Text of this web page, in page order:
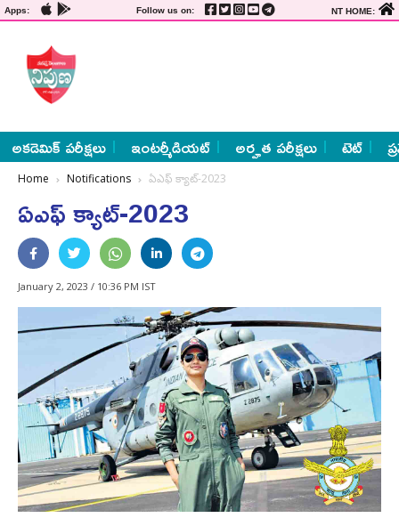
Apps: Follow us on: NT HOME:
అకడెమిక్ పరీక్షలు ఇంటర్మీడియట్ అర్హత పరీక్షలు టెట్
Home Notifications ఏఎఫ్‌ క్యాట్‌-2023
ఏఎఫ్‌ క్యాట్‌-2023
January 2, 2023 / 10:36 PM IST